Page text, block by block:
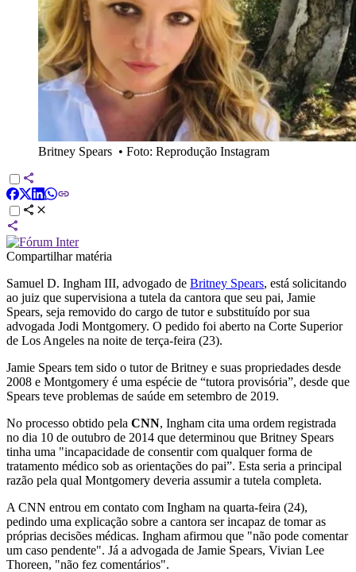
Britney Spears • Foto: Reprodução Instagram
Compartilhar matéria
Samuel D. Ingham III, advogado de Britney Spears, está solicitando
ao juiz que supervisiona a tutela da cantora que seu pai, Jamie
Spears, seja removido do cargo de tutor e substituído por sua
advogada Jodi Montgomery. O pedido foi aberto na Corte Superior
de Los Angeles na noite de terça-feira (23).
Jamie Spears tem sido o tutor de Britney e suas propriedades desde
2008 e Montgomery é uma espécie de “tutora provisória”, desde que
Spears teve problemas de saúde em setembro de 2019.
No processo obtido pela CNN, Ingham cita uma ordem registrada
no dia 10 de outubro de 2014 que determinou que Britney Spears
tinha uma "incapacidade de consentir com qualquer forma de
tratamento médico sob as orientações do pai”. Esta seria a principal
razão pela qual Montgomery deveria assumir a tutela completa.
A CNN entrou em contato com Ingham na quarta-feira (24),
pedindo uma explicação sobre a cantora ser incapaz de tomar as
próprias decisões médicas. Ingham afirmou que "não pode comentar
um caso pendente". Já a advogada de Jamie Spears, Vivian Lee
Thoreen, "não fez comentários".